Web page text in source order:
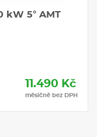
kW 5° AMT
11.490 Kč
měsíčně bez DPH